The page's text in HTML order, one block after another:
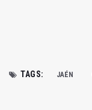
TAGS: JAÉN